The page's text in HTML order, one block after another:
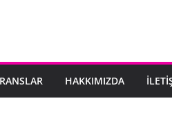
HAKKIMIZDA